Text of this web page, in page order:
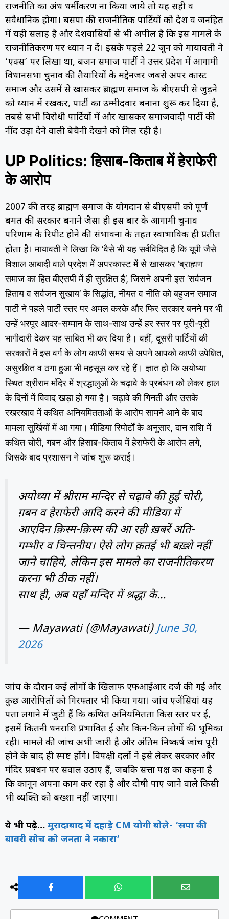
राजनीति का अंध धर्मीकरण ना किया जाये तो यह सही व
संवैधानिक होगा। बसपा की राजनीतिक पार्टियों को देश व जनहित
में यही सलाह है और देशवासियों से भी अपील है कि इस मामले के
राजनीतिकरण पर ध्यान न दें। इसके पहले 22 जून को मायावती ने
‘एक्स’ पर लिखा था, बहुजन समाज पार्टी ने उत्तर प्रदेश में आगामी
विधानसभा चुनाव की तैयारियों के मद्देनजर जबसे अपर कास्ट
समाज और उसमें से खासकर ब्राह्मण समाज के बीएसपी से जुड़ने
को ध्यान में रखकर, पार्टी का उम्मीदवार बनाना शुरू कर दिया है,
तबसे सभी विरोधी पार्टियों में और खासकर समाजवादी पार्टी की
नींद उड़ा देने वाली बेचैनी देखने को मिल रही है।
UP Politics: हिसाब-किताब में हेराफेरी
के आरोप
2007 की तरह ब्राह्मण समाज के योगदान से बीएसपी को पूर्ण
बहुमत की सरकार बनाने जैसा ही इस बार के आगामी चुनाव
परिणाम के रिपीट होने की संभावना के तहत स्वाभाविक ही प्रतीत
होता है।मायावती ने लिखा कि ‘वैसे भी यह सर्वविदित है कि यूपी जैसे
विशाल आबादी वाले प्रदेश में अपरकास्ट में से खासकर ’ब्राह्मण
समाज का हित बीएसपी में ही सुरक्षित है’, जिसने अपनी इस ’सर्वजन
हिताय व सर्वजन सुखाय’ के सिद्धांत, नीयत व नीति को बहुजन समाज
पार्टी ने पहले पार्टी स्तर पर अमल करके और फिर सरकार बनने पर भी
उन्हें भरपूर आदर-सम्मान के साथ-साथ उन्हें हर स्तर पर पूरी-पूरी
भागीदारी देकर यह साबित भी कर दिया है। वहीं, दूसरी पार्टियों की
सरकारों में इस वर्ग के लोग काफी समय से अपने आपको काफी उपेक्षित,
असुरक्षित व ठगा हुआ भी महसूस कर रहे हैं। ज्ञात हो कि अयोध्या
स्थित श्रीराम मंदिर में श्रद्धालुओं के चढ़ावे के प्रबंधन को लेकर हाल
के दिनों में विवाद खड़ा हो गया है। चढ़ावे की गिनती और उसके
रखरखाव में कथित अनियमितताओं के आरोप सामने आने के बाद
मामला सुर्खियों में आ गया। मीडिया रिपोर्टों के अनुसार, दान राशि में
कथित चोरी, गबन और हिसाब-किताब में हेराफेरी के आरोप लगे,
जिसके बाद प्रशासन ने जांच शुरू कराई।
अयोध्या में श्रीराम मन्दिर से चढ़ावे की हुई चोरी,
ग़बन व हेराफेरी आदि करने की मीडिया में
आएदिन क़िस्म-क़िस्म की आ रही ख़बरें अति-
गम्भीर व चिन्तनीय। ऐसे लोग क़तई भी बख़्शे नहीं
जाने चाहिये, लेकिन इस मामले का राजनीतिकरण
करना भी ठीक नहीं।
साथ ही, अब यहाँ मन्दिर में श्रद्धा के…
— Mayawati (@Mayawati)June 30,
2026
जांच के दौरान कई लोगों के खिलाफ एफआईआर दर्ज की गई और
कुछ आरोपितों को गिरफ्तार भी किया गया। जांच एजेंसियां यह
पता लगाने में जुटी हैं कि कथित अनियमितता किस स्तर पर हुई,
इसमें कितनी धनराशि प्रभावित हुई और किन-किन लोगों की भूमिका
रही। मामले की जांच अभी जारी है और अंतिम निष्कर्ष जांच पूरी
होने के बाद ही स्पष्ट होंगे। विपक्षी दलों ने इसे लेकर सरकार और
मंदिर प्रबंधन पर सवाल उठाए हैं, जबकि सत्ता पक्ष का कहना है
कि कानून अपना काम कर रहा है और दोषी पाए जाने वाले किसी
भी व्यक्ति को बख्शा नहीं जाएगा।
ये भी पढ़े… मुरादाबाद में दहाड़े CM योगी बोले- ‘सपा की
बाबरी सोच को जनता ने नकारा’